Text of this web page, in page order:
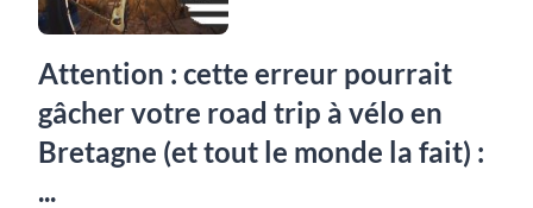
Attention : cette erreur pourrait
gâcher votre road trip à vélo en
Bretagne (et tout le monde la fait) :
...